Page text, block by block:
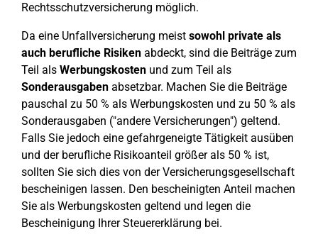
Rechtsschutzversicherung möglich.
Da eine Unfallversicherung meist sowohl private als
auch berufliche Risiken abdeckt, sind die Beiträge zum
Teil als Werbungskosten und zum Teil als
Sonderausgaben absetzbar. Machen Sie die Beiträge
pauschal zu 50 % als Werbungskosten und zu 50 % als
Sonderausgaben ("andere Versicherungen") geltend.
Falls Sie jedoch eine gefahrgeneigte Tätigkeit ausüben
und der berufliche Risikoanteil größer als 50 % ist,
sollten Sie sich dies von der Versicherungsgesellschaft
bescheinigen lassen. Den bescheinigten Anteil machen
Sie als Werbungskosten geltend und legen die
Bescheinigung Ihrer Steuererklärung bei.